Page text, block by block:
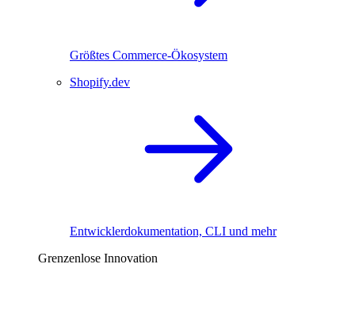
Größtes Commerce-Ökosystem
Shopify.dev
Entwicklerdokumentation, CLI und mehr
Grenzenlose Innovation